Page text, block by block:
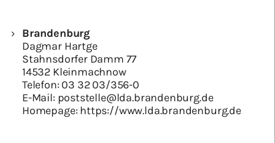
Brandenburg
Dagmar Hartge
Stahnsdorfer Damm 77
14532 Kleinmachnow
Telefon: 03 32 03/356-0
E-Mail: poststelle@lda.brandenburg.de
Homepage: https://www.lda.brandenburg.de